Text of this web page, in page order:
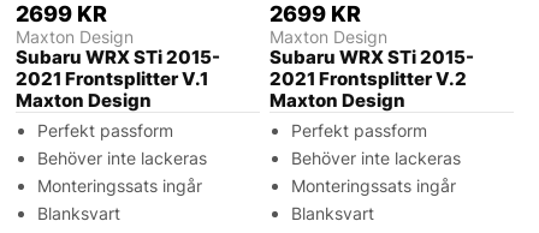
2699 KR
Maxton Design
Subaru WRX STi 2015-
2021 Frontsplitter V.1
Maxton Design
Perfekt passform
Behöver inte lackeras
Monteringssats ingår
Blanksvart
2699 KR
Maxton Design
Subaru WRX STi 2015-
2021 Frontsplitter V.2
Maxton Design
Perfekt passform
Behöver inte lackeras
Monteringssats ingår
Blanksvart